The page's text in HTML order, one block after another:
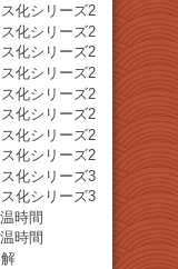
化シリーズ22 珊瑚石
化シリーズ23 砂石
化シリーズ24 橄欖石
化シリーズ25 橄欖石
化シリーズ26 黄銅鉱
化シリーズ27 蛍石
化シリーズ28 雪片黒
化シリーズ29 ブルー
化シリーズ30 紫水晶
化シリーズ31 虎目石
時間
時間